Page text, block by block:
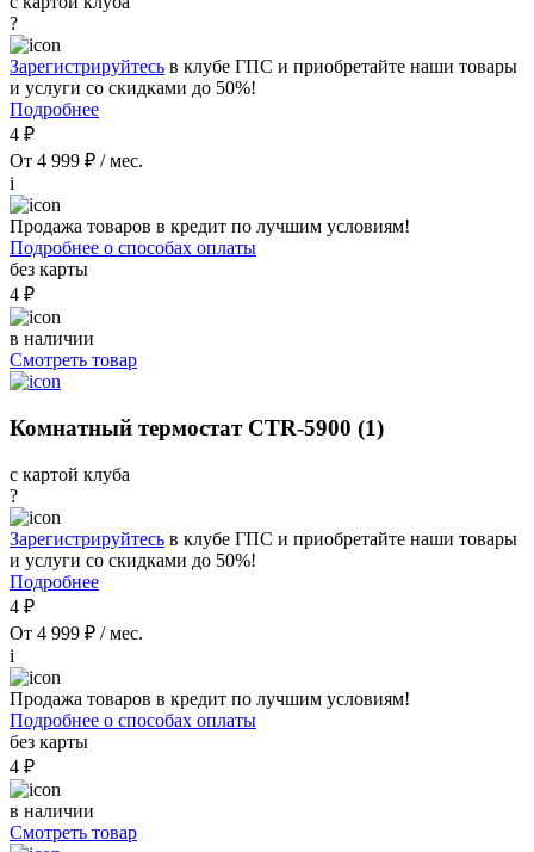
?
Зарегистрируйтесь в клубе ГПС и приобретайте наши товары
и услуги со скидками до 50%!
Подробнее
4 ₽
От 4 999 ₽ / мес.
i
Продажа товаров в кредит по лучшим условиям!
Подробнее о способах оплаты
без карты
4 ₽
в наличии
Смотреть товар
Комнатный термостат CTR-5900 (1)
с картой клуба
?
Зарегистрируйтесь в клубе ГПС и приобретайте наши товары
и услуги со скидками до 50%!
Подробнее
4 ₽
От 4 999 ₽ / мес.
i
Продажа товаров в кредит по лучшим условиям!
Подробнее о способах оплаты
без карты
4 ₽
в наличии
Смотреть товар